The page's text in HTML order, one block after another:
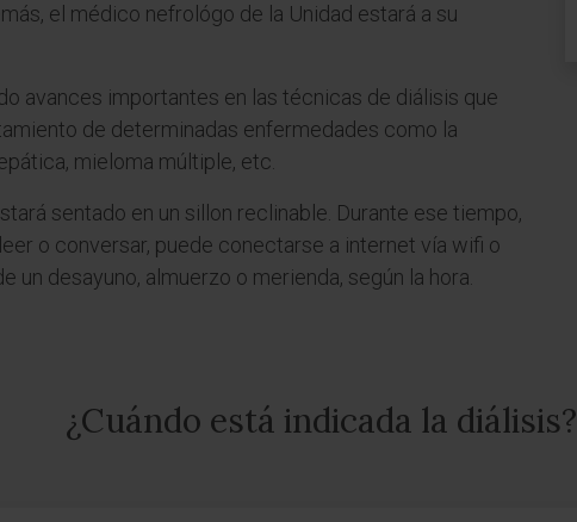
el médico nefrológo de la Unidad estará a su
avances importantes en las técnicas de diálisis que
de determinadas enfermedades como la
mieloma múltiple, etc.
sentado en un sillon reclinable. Durante ese tiempo,
o conversar, puede conectarse a internet vía wifi o
un desayuno, almuerzo o merienda, según la hora.
¿Cuándo está indicada la diálisis?